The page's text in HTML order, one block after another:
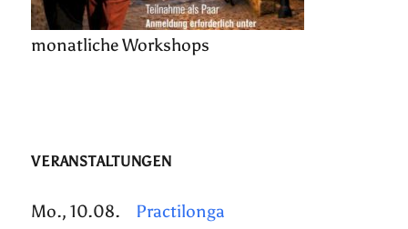
monatliche Workshops
VERANSTALTUNGEN
Mo., 10.08.
Practilonga